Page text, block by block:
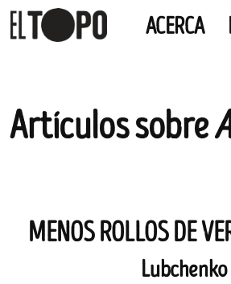
Skip
to
ACERCA
Artículos sobre
MENOS ROLLOS DE
Lubchenko